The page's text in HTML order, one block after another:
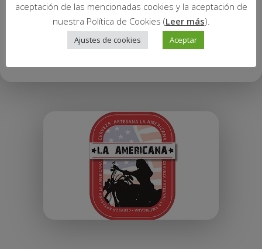
aceptación de las mencionadas cookies y la aceptación de
nuestra Política de Cookies (Leer más).
Ajustes de cookies Aceptar